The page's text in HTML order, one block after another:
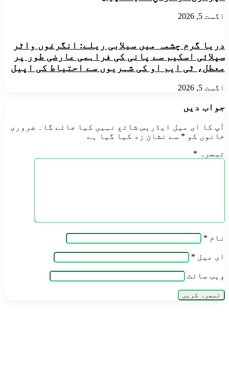
اگست 5, 2026
دریا گرم چشمہ میں سیلابی ریلے: انگرغوں واٹر
سپلائی اسکیم سے پانی کی فراہمی عارضی طور پر
معطل، ٹی ایم او کی شہریوں سے احتیاط کی اپیل
اگست 5, 2026
جواب دیں
آپ کا ای میل ایڈریس شائع نہیں کیا جائے گا۔
ضروری
خانوں کو * سے نشان زد کیا گیا ہے
تبصرہ *
نام *
ای میل *
ویب‌ سائٹ